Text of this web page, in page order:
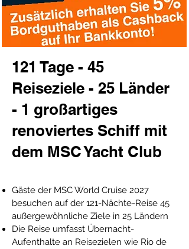
121 Tage - 45
Reiseziele - 25 Länder
- 1 großartiges
renoviertes Schiff mit
dem MSC Yacht Club
Gäste der MSC World Cruise 2027
besuchen auf der 121-Nächte-Reise 45
außergewöhnliche Ziele in 25 Ländern
Die Reise umfasst Übernacht-
Aufenthalte an Reisezielen wie Rio de